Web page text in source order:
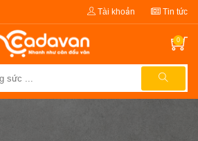
Tài khoản Tin tức
0